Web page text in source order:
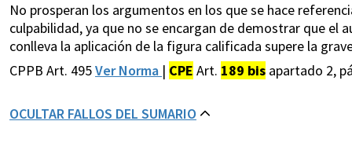
No prosperan los argumentos en los que se hace
culpabilidad, ya que no se encargan de demostrar que el
conlleva la aplicación de la figura calificada supere la
CPPB Art. 495Ver Norma | CPE Art. 189 bis apartado 2,
OCULTAR FALLOS DEL SUMARIO